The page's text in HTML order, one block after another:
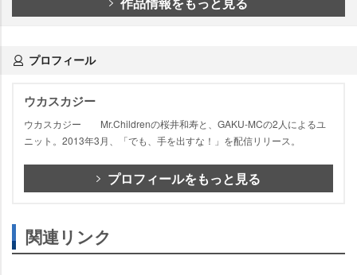
プロフィール
ウカスカジー
ウカスカジー Mr.Childrenの桜井和寿と、GAKU-MCの2人によるユ
ニット。2013年3月、「でも、手を出すな！」を配信リリース。
プロフィールをもっと見る
関連リンク